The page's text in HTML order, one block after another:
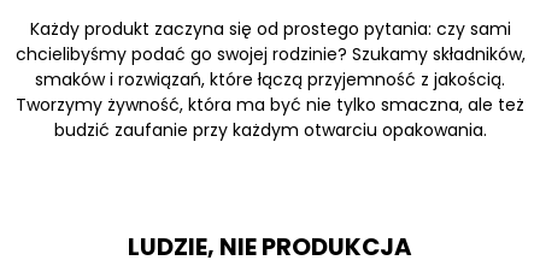
Każdy produkt zaczyna się od prostego pytania: czy sami
chcielibyśmy podać go swojej rodzinie? Szukamy składników,
smaków i rozwiązań, które łączą przyjemność z jakością.
Tworzymy żywność, która ma być nie tylko smaczna, ale też
budzić zaufanie przy każdym otwarciu opakowania.
LUDZIE, NIE PRODUKCJA